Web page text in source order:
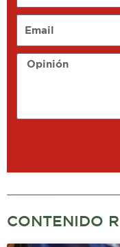
Opinión
CONTENIDO